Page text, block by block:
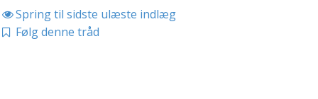
Spring til sidste ulæste indlæg
Følg denne tråd